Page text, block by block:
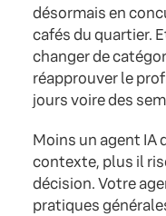
désormais en
cafés du quartier.
changer de
réapprouver le
jours voire des
Moins un agent IA
contexte, plus il
décision. Votre
pratiques